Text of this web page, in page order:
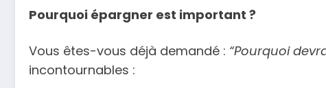
Pourquoi épargner est important ?
Vous êtes-vous déjà demandé : “Pourquoi
incontournables :